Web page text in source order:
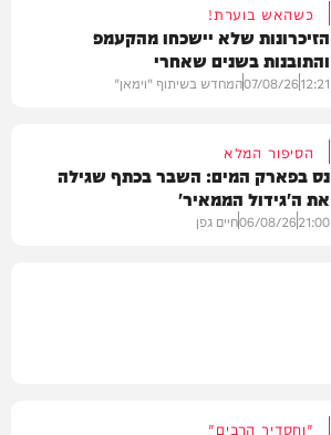
כשהאש בוערת!
הזיכרונות שלא יישכחו מהקעמפ
והתובנות בשנים שאחרי
12:21
07/08/26המחדש בשיתוף "וימאן"
הסיפור המלא
נס בפארק המים: השבר בכתף שגילה
את ה'גידול הממאיר'
21:00
06/08/26חיים גפן
"וחסדיך הרבים"